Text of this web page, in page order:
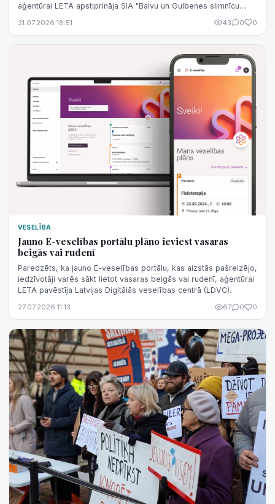
aģentūrai LETA apstiprināja SIA "Balvu un Gulbenes slimnīcu
31.07.2026 18:51 43 0 0
VESELĪBA
Jauno E-veselības portālu plāno ieviest vasaras
beigās vai rudenī
Paredzēts, ka jauno E-veselības portālu, kas aizstās pašreizējo,
iedzīvotāji varēs sākt lietot vasaras beigās vai rudenī, aģentūrai
LETA pavēstīja Latvijas Digitālās veselības centrā (LDVC).
27.07.2026 11:13 67 0 0